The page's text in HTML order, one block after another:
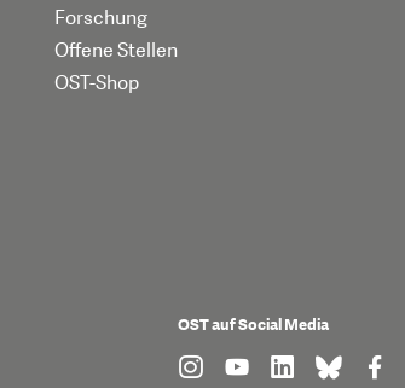
Forschung
Offene Stellen
OST-Shop
OST auf Social Media
find us on:
find us on:
find us on:
find us